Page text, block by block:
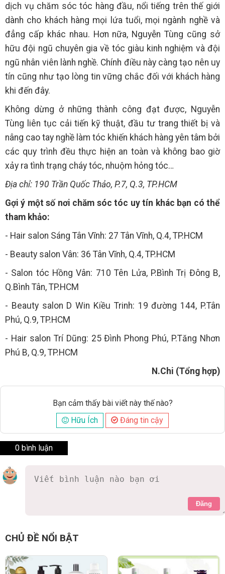
dịch vụ chăm sóc tóc hàng đầu, nổi tiếng trên thế giới
dành cho khách hàng mọi lứa tuổi, mọi ngành nghề và
đẳng cấp khác nhau. Hơn nữa, Nguyễn Tùng cũng sở
hữu đội ngũ chuyên gia về tóc giàu kinh nghiệm và đội
ngũ nhân viên lành nghề. Chính điều này càng tạo nên uy
tín cũng như tạo lòng tin vững chắc đối với khách hàng
khi đến đây.
Không dừng ở những thành công đạt được, Nguyễn
Tùng liên tục cải tiến kỹ thuật, đầu tư trang thiết bị và
nâng cao tay nghề làm tóc khiến khách hàng yên tâm bởi
các quy trình đều thực hiện an toàn và không bao giờ
xảy ra tình trạng cháy tóc, nhuộm hỏng tóc…
Địa chỉ: 190 Trần Quốc Thảo, P.7, Q.3, TP.HCM
Gợi ý một số nơi chăm sóc tóc uy tín khác bạn có thể
tham khảo:
- Hair salon Sáng Tân Vĩnh: 27 Tân Vĩnh, Q.4, TP.HCM
- Beauty salon Vân: 36 Tân Vĩnh, Q.4, TP.HCM
- Salon tóc Hồng Vân: 710 Tên Lửa, P.Bình Trị Đông B,
Q.Bình Tân, TP.HCM
- Beauty salon D Win Kiều Trinh: 19 đường 144, P.Tân
Phú, Q.9, TP.HCM
- Hair salon Trí Dũng: 25 Đình Phong Phú, P.Tăng Nhơn
Phú B, Q.9, TP.HCM
N.Chi (Tổng hợp)
Bạn cảm thấy bài viết này thế nào?
Hữu Ích
Đáng tin cậy
0 bình luận
Đăng
CHỦ ĐỀ NỔI BẬT